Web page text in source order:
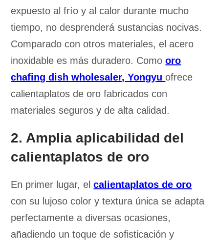
expuesto al frío y al calor durante mucho
tiempo, no desprenderá sustancias nocivas.
Comparado con otros materiales, el acero
inoxidable es más duradero. Comooro
chafing dish wholesaler, Yongyuofrece
calientaplatos de oro fabricados con
materiales seguros y de alta calidad.
2. Amplia aplicabilidad del
calientaplatos de oro
En primer lugar, elcalientaplatos de oro
con su lujoso color y textura única se adapta
perfectamente a diversas ocasiones,
añadiendo un toque de sofisticación y